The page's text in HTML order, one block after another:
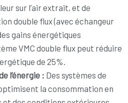
sur l’air extrait, et de
double flux (avec échangeur
gains énergétiques
VMC double flux peut réduire
de 25%.
l’énergie : Des systèmes de
la consommation en